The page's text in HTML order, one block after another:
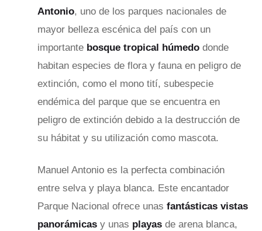
Antonio, uno de los parques nacionales de
mayor belleza escénica del país con un
importante bosque tropical húmedo donde
habitan especies de flora y fauna en peligro de
extinción, como el mono tití, subespecie
endémica del parque que se encuentra en
peligro de extinción debido a la destrucción de
su hábitat y su utilización como mascota.
Manuel Antonio es la perfecta combinación
entre selva y playa blanca. Este encantador
Parque Nacional ofrece unas fantásticas vistas
panorámicas y unas playas de arena blanca,